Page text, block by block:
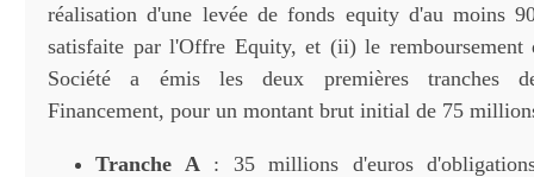
réalisation d'une levée de fonds equity d'au moins
satisfaite par l'Offre Equity, et (ii) le remboursement
Société a émis les deux premières tranches
Financement, pour un montant brut initial de 75
Tranche A: 35 millions d'euros